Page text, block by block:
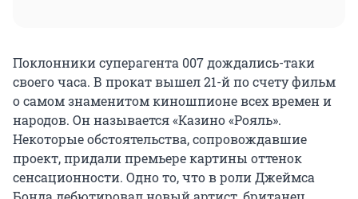
Поклонники суперагента 007 дождались-таки
своего часа. В прокат вышел 21-й по счету фильм
о самом знаменитом киношпионе всех времен и
народов. Он называется «Казино «Рояль».
Некоторые обстоятельства, сопровождавшие
проект, придали премьере картины оттенок
сенсационности. Одно то, что в роли Джеймса